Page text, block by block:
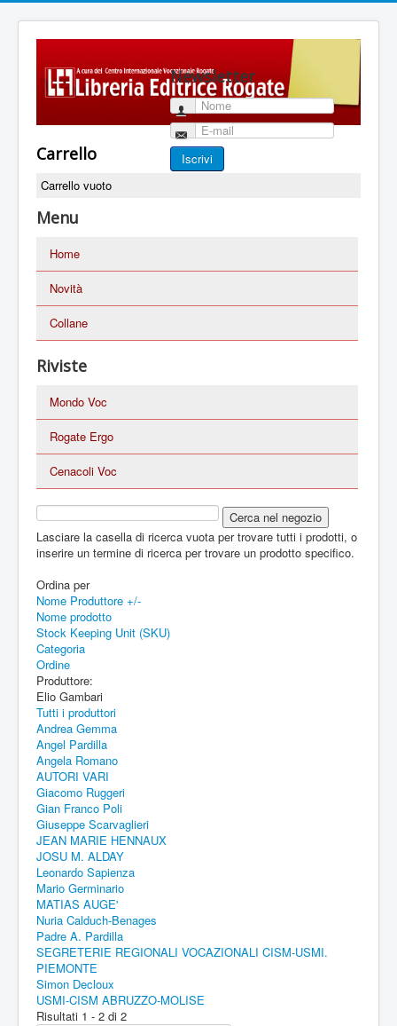
Newsletter
Nome
E-mail
Iscrivi
Carrello
Carrello vuoto
Menu
Home
Novità
Collane
Riviste
Mondo Voc
Rogate Ergo
Cenacoli Voc
Lasciare la casella di ricerca vuota per trovare tutti i prodotti, o
inserire un termine di ricerca per trovare un prodotto specifico.
Ordina per
Nome Produttore +/-
Nome prodotto
Stock Keeping Unit (SKU)
Categoria
Ordine
Produttore:
Elio Gambari
Tutti i produttori
Andrea Gemma
Angel Pardilla
Angela Romano
AUTORI VARI
Giacomo Ruggeri
Gian Franco Poli
Giuseppe Scarvaglieri
JEAN MARIE HENNAUX
JOSU M. ALDAY
Leonardo Sapienza
Mario Germinario
MATIAS AUGE'
Nuria Calduch-Benages
Padre A. Pardilla
SEGRETERIE REGIONALI VOCAZIONALI CISM-USMI.
PIEMONTE
Simon Decloux
USMI-CISM ABRUZZO-MOLISE
Risultati 1 - 2 di 2